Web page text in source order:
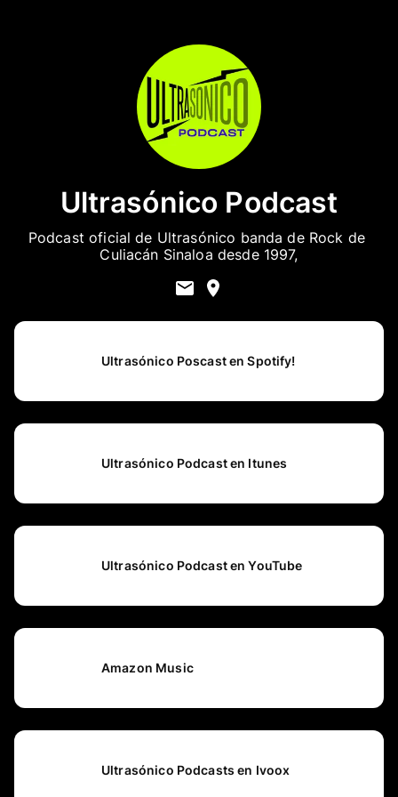
Ultrasónico Podcast
Podcast oficial de Ultrasónico banda de Rock de
Culiacán Sinaloa desde 1997,
Ultrasónico Poscast en Spotify!
Ultrasónico Podcast en Itunes
Ultrasónico Podcast en YouTube
Amazon Music
Ultrasónico Podcasts en Ivoox